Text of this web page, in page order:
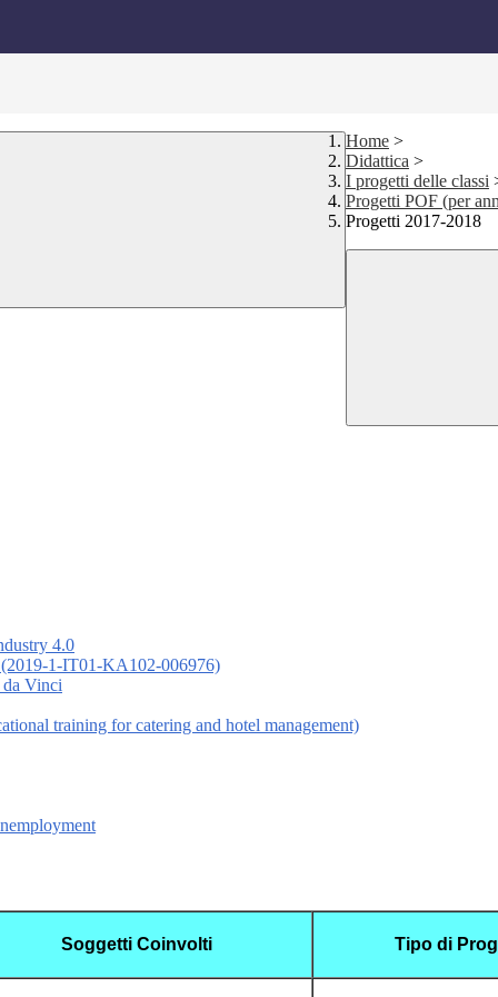
Home >
Didattica >
I progetti delle classi
Progetti POF (per
Progetti 2017-2018
4.0
1-IT01-KA102-006976)
Vinci
training for catering and hotel management)
Soggetti Coinvolti Tipo di